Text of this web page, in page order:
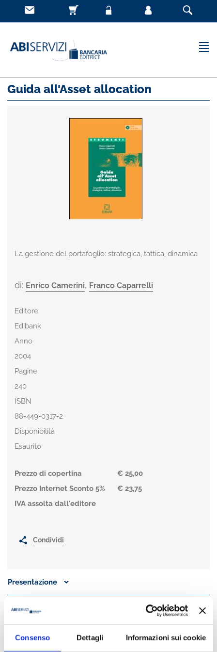
Consenso Dettagli Informazioni sui cookie
Guida all'Asset allocation
La gestione del portafoglio: strategica, tattica, dinamica
di: Enrico Camerini, Franco Caparrelli
Editore
Edibank
Anno
2004
Pagine
240
ISBN
88-449-0317-2
Disponibilità
Esaurito
Prezzo di copertina
€ 25,00
Prezzo Internet Sconto 5%
€ 23,75
IVA assolta dall'editore
Condividi
Presentazione
è professore ordinario di Tecnica di borsa
presso la Facoltà di Economia dell'Università di Siena. Autore di
numerose pubblicazioni, opera in qualità di docente presso